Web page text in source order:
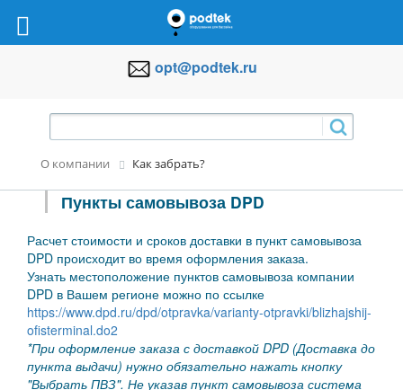
opt@podtek.ru
О компании Как забрать?
Пункты самовывоза DPD
Расчет стоимости и сроков доставки в пункт самовывоза
DPD происходит во время оформления заказа.
Узнать местоположение пунктов самовывоза компании
DPD в Вашем регионе можно по ссылке
https://www.dpd.ru/dpd/otpravka/varianty-otpravki/blizhajshij-
ofisterminal.do2
*При оформление заказа с доставкой DPD (Доставка до
пункта выдачи) нужно обязательно нажать кнопку
"Выбрать ПВЗ". Не указав пункт самовывоза система